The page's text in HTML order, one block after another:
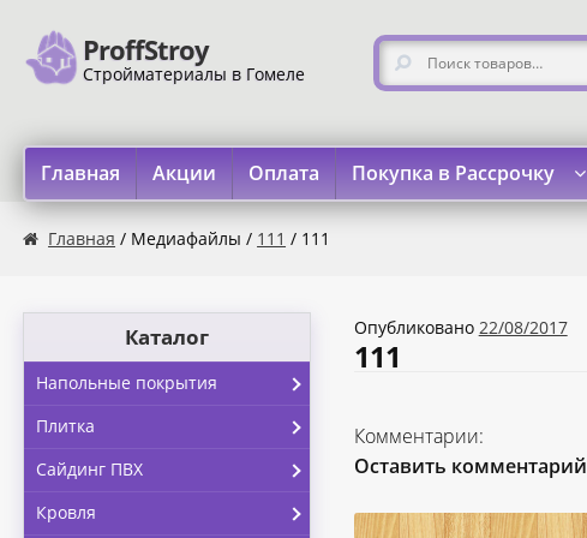
Перейти к навигации
Перейти к содержимому
ProffStroy
Стройматериалы в Гомеле
Искать:
Главная Акции Оплата Покупка в Рассрочку
Главная «SMART Карта» «Карта FUN»
Главная / Медиафайлы / 111 / 111
Опубликовано 22/08/2017
111
Комментарии:
Оставить комментарий
Каталог
Напольные покрытия
Плитка
Сайдинг ПВХ
Кровля